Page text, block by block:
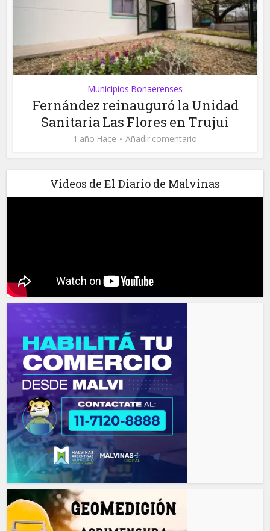
Municipios Bonaerenses
Fernández reinauguró la Unidad
Sanitaria Las Flores en Trujui
1 año Hace Añadir comentario
Videos de El Diario de Malvinas